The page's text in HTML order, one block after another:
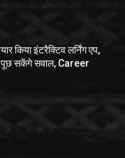
किया इंटरैक्टिव लर्निंग एप,
पूछ सकेंगे सवाल, Career